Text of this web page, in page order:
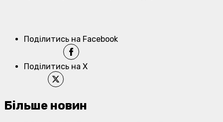
Поділитись на Facebook
Поділитись на X
Більше новин